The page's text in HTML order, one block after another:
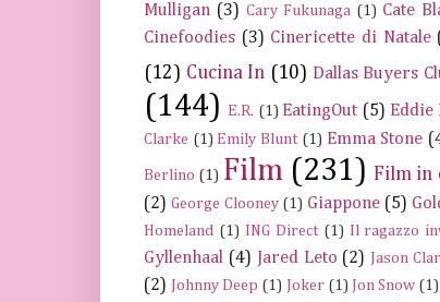
Mulligan (3) Cary Fukunaga (1) Cate
Cinefoodies (3) Cinericette di Natale
(12) Cucina In (10) Dallas Buyers
(144)
E.R. (1) EatingOut (5) Eddie
Clarke (1) Emily Blunt (1) Emma Stone
Berlino (1) Film (231) Film in
(2) George Clooney (1) Giappone (5)
Homeland (1) ING Direct (1) Il ragazzo
Gyllenhaal (4) Jared Leto (2) Jason
(2)
Johnny Deep (1) Joker (1) Jon Snow (1)